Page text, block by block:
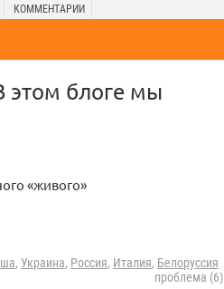
КОММЕНТАРИИ
этом блоге мы
«живого»
, Украина, Россия, Италия, Белоруссия
проблема (6)